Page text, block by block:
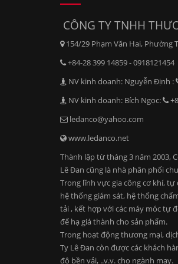
CÔNG TY TNHH
154/29 Phạm Văn Hai, Phường
+84-28 399 14859 - 0918121454
NV kinh doanh: Nguyễn Định :
NV kinh doanh: Bích Ngọc:
ledanco@yahoo.com
www.ledanco.net
Thành lập từ tháng 3 năm 2003,
Lê Đan cũng là nhà phân phối
Trong lĩnh vực gia công cơ khí,
hệ thống giám sát, hệ thống
tải , kết hợp với các máy móc tự
để hạ giá thành cho sản phẩm.
Trong hoạt động thương mại,
Ty Lê Đan còn được các khách
độ bền vải, ..v.v. cho ngành may.